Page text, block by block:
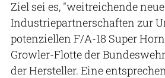
Ziel sei es, "weitreichende neue
Industriepartnerschaften zur
potenziellen F/A-18 Super
Growler-Flotte der
der Hersteller. Eine